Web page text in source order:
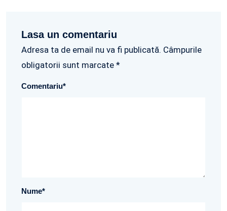
Lasa un comentariu
Adresa ta de email nu va fi publicată. Câmpurile
obligatorii sunt marcate *
Comentariu*
Nume*